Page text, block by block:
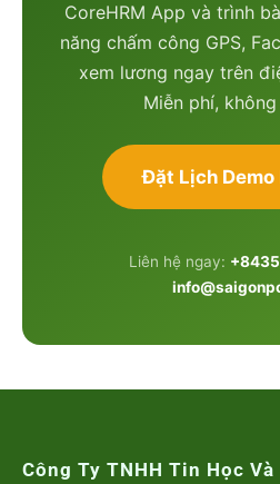
CoreHRM App và trình
năng chấm công GPS,
xem lương ngay trên
Miễn phí,
Đặt Lịch Demo
Liên hệ ngay:
Công Ty TNHH Tin Học